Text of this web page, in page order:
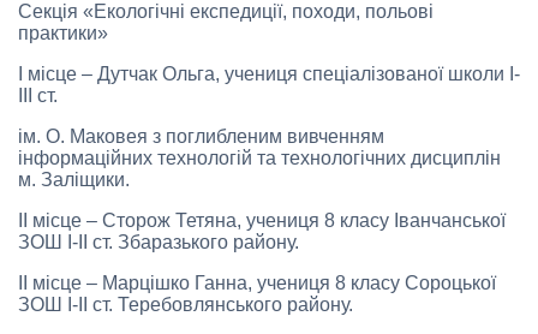
Секція «Екологічні експедиції, походи, польові
практики»
І місце – Дутчак Ольга, учениця спеціалізованої школи І-
ІІІ ст.
ім. О. Маковея з поглибленим вивченням
інформаційних технологій та технологічних дисциплін
м. Заліщики.
ІІ місце – Сторож Тетяна, учениця 8 класу Іванчанської
ЗОШ І-ІІ ст. Збаразького району.
ІІ місце – Марцішко Ганна, учениця 8 класу Сороцької
ЗОШ І-ІІ ст. Теребовлянського району.